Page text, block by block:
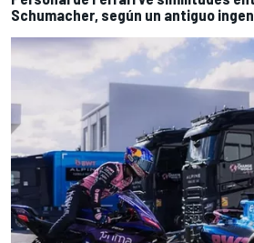
Schumacher, según un antiguo